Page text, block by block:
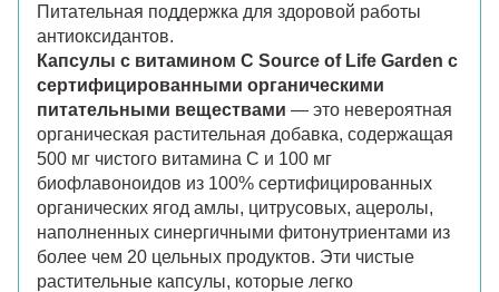
Питательная поддержка для здоровой работы
антиоксидантов.
Капсулы с витамином C Source of Life Garden с
сертифицированными органическими
питательными веществами — это невероятная
органическая растительная добавка, содержащая
500 мг чистого витамина C и 100 мг
биофлавоноидов из 100% сертифицированных
органических ягод амлы, цитрусовых, ацеролы,
наполненных синергичными фитонутриентами из
более чем 20 цельных продуктов. Эти чистые
растительные капсулы, которые легко